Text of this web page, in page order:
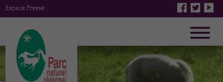
Espace Presse